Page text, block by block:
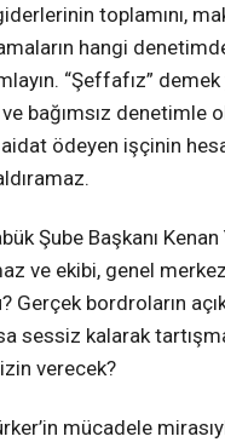
toplamını,
hangi
“Şeffafız”
bağımsız denetimle
aidat ödeyen işçinin
Şube Başkanı Kenan
ve ekibi, genel
Gerçek bordroların
sessiz kalarak
izin verecek?
mücadele